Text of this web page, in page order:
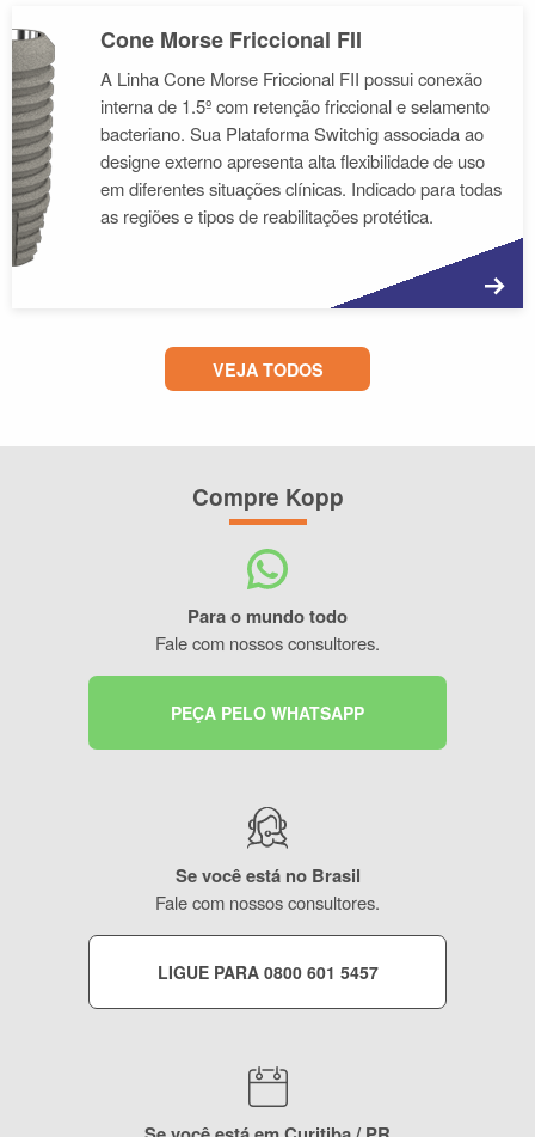
Cone Morse Friccional FII
A Linha Cone Morse Friccional FII possui conexão
interna de 1.5º com retenção friccional e selamento
bacteriano. Sua Plataforma Switchig associada ao
designe externo apresenta alta flexibilidade de uso
em diferentes situações clínicas. Indicado para todas
as regiões e tipos de reabilitações protética.
VEJA TODOS
Compre Kopp
Para o mundo todo
Fale com nossos consultores.
PEÇA PELO WHATSAPP
Se você está no Brasil
Fale com nossos consultores.
LIGUE PARA 0800 601 5457